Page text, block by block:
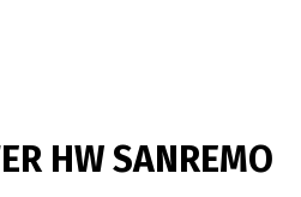
HW SANREMO